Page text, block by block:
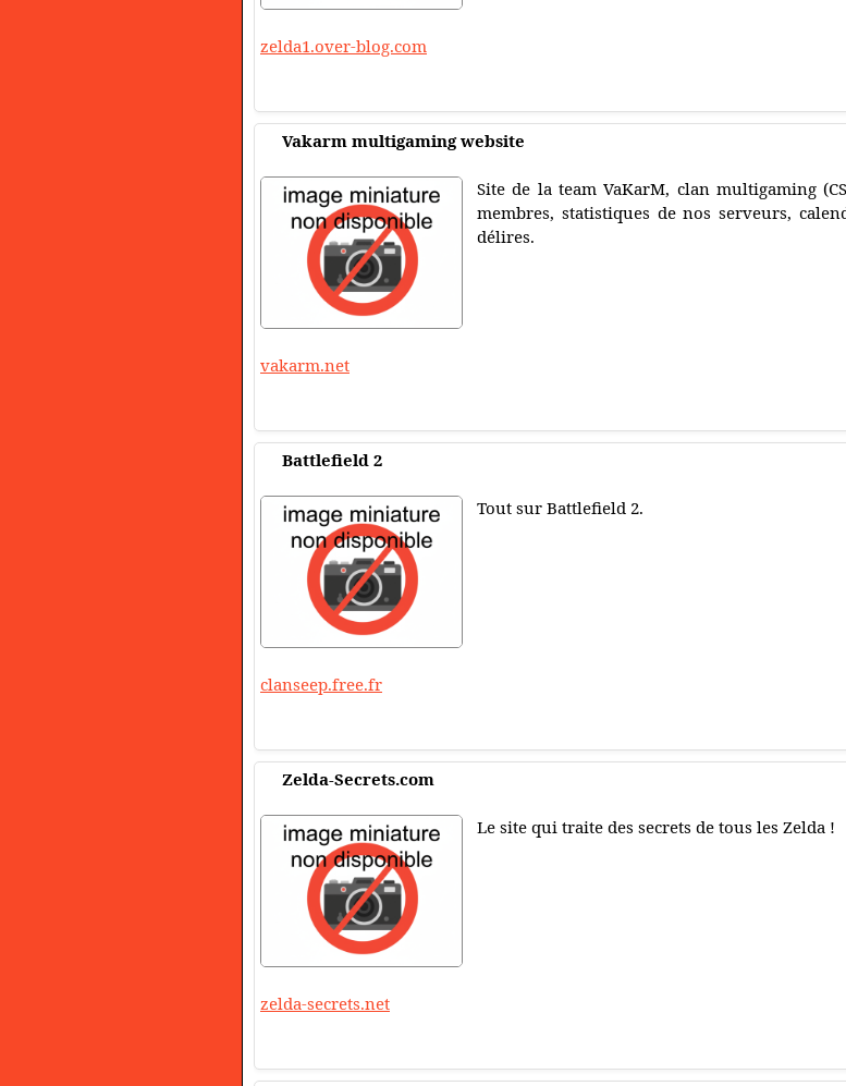
zelda1.over-blog.com
Vakarm multigaming website
Site de la team VaKarM, clan multigaming
membres, statistiques de nos serveurs,
délires.
vakarm.net
Battlefield 2
Tout sur Battlefield 2.
clanseep.free.fr
Zelda-Secrets.com
Le site qui traite des secrets de tous les Zelda !
zelda-secrets.net